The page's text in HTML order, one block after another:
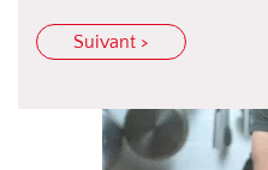
Suivant >